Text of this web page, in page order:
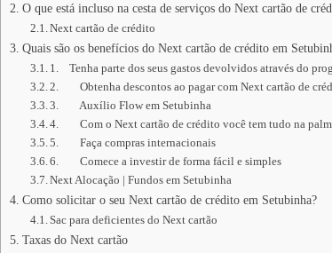
O que está incluso na cesta de serviços do Next cartão de
Next cartão de crédito
Quais são os benefícios do Next cartão de crédito em
1. Tenha parte dos seus gastos devolvidos através do
2. Obtenha descontos ao pagar com Next cartão de
3. Auxílio Flow em Setubinha
4. Com o Next cartão de crédito você tem tudo na
5. Faça compras internacionais
6. Comece a investir de forma fácil e simples
Next Alocação | Fundos em Setubinha
Como solicitar o seu Next cartão de crédito em Setubinha?
Sac para deficientes do Next cartão
Taxas do Next cartão